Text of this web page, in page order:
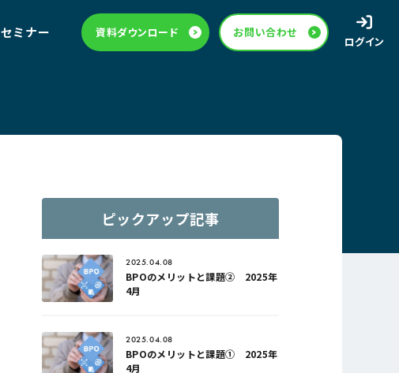
セミナー 資料ダウンロード お問い合わせ
ログイン
ピックアップ記事
2025.04.08
BPOのメリットと課題② 2025年
4月
2025.04.08
BPOのメリットと課題① 2025年
4月